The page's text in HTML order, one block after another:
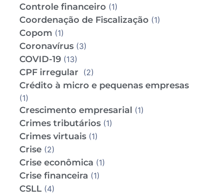
Controle financeiro (1)
Coordenação de Fiscalização (1)
Copom (1)
Coronavírus (3)
COVID-19 (13)
CPF irregular (2)
Crédito à micro e pequenas empresas
(1)
Crescimento empresarial (1)
Crimes tributários (1)
Crimes virtuais (1)
Crise (2)
Crise econômica (1)
Crise financeira (1)
CSLL (4)